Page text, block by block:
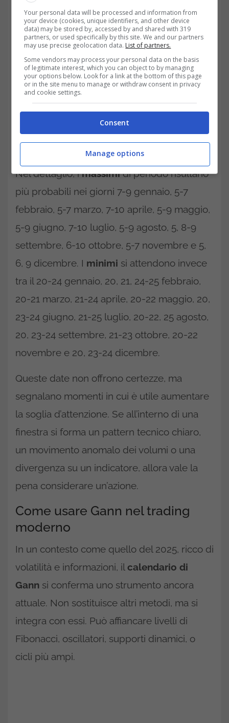
venerdì precedente o il lunedì successivo.
Nel dettaglio, imassimidi periodo risultano
più probabili nei giorni 7-9 gennaio, 5-7
febbraio, 5-7 marzo, 7-10 aprile, 5-9 maggio,
5-9 giugno, 7-10 luglio, 5-9 agosto, 5, 8-9
settembre, 6-10 ottobre, 5-7 novembre e 5,
6, 9 dicembre. I minimi si attendono invece
tra il 20-24 gennaio, 20, 21, 24-25 febbraio,
20-21 marzo, 21-24 aprile, 20-22 maggio, 20,
23-24 giugno, 21-25 luglio, 20-22, 25 agosto,
20, 23-24 settembre, 21-23 ottobre, 20-22
novembre e 20, 23-24 dicembre.
Queste date non offrono certezze, ma
segnalano momenti in cui è utile aumentare
la soglia d’attenzione. Se all’interno di una
finestra si forma un pattern tecnico chiaro,
un movimento anomalo dei volumi o una
divergenza su un indicatore, allora vale la
pena considerare un’azione.
Come usare Gann nel trading
moderno
In un contesto come quello del 2025, ricco di
volatilità e informazioni, il calendario di
Gann si conferma uno strumento ancora
attuale. Non sostituisce altri metodi, ma si
integra con essi. Può affiancare livelli di
Fibonacci, oscillatori, supporti dinamici, o
cicli più ampi.
Your personal data will be processed and information from
your device (cookies, unique identifiers, and other device
data) may be stored by, accessed by and shared with 319
partners, or used specifically by this site. We and our partners
may use precise geolocation data. List of partners.
Some vendors may process your personal data on the basis
of legitimate interest, which you can object to by managing
your options below. Look for a link at the bottom of this page
or in the site menu to manage or withdraw consent in privacy
and cookie settings.
Consent
Manage options